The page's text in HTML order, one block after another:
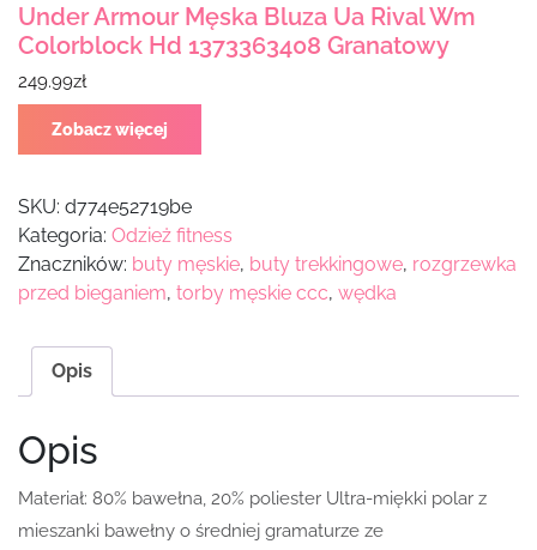
Under Armour Męska Bluza Ua Rival Wm
Colorblock Hd 1373363408 Granatowy
249.99zł
Zobacz więcej
SKU: d774e52719be
Kategoria: Odzież fitness
Znaczników: buty męskie, buty trekkingowe, rozgrzewka
przed bieganiem, torby męskie ccc, wędka
Opis
Opis
Materiał: 80% bawełna, 20% poliester Ultra-miękki polar z
mieszanki bawełny o średniej gramaturze ze